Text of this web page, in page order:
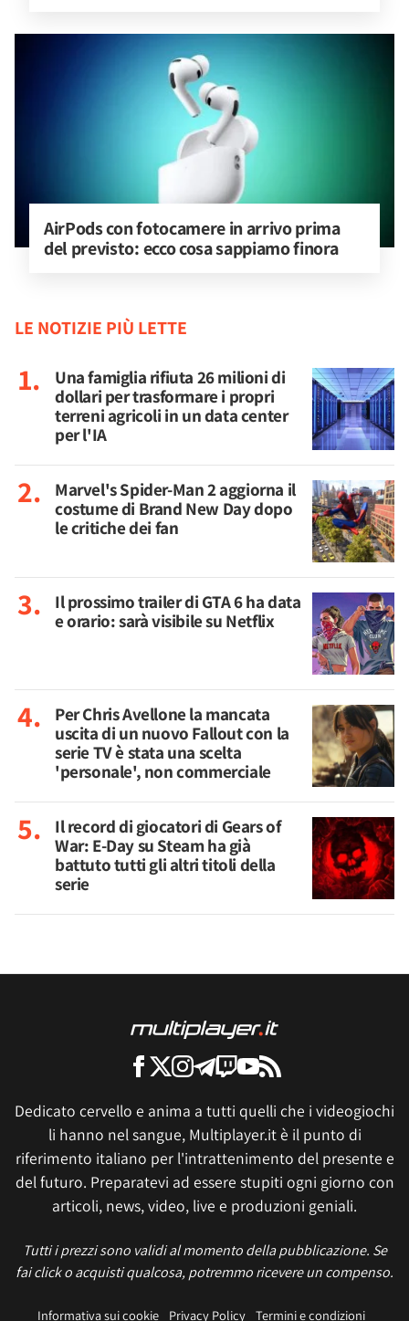
AirPods con fotocamere in arrivo prima
del previsto: ecco cosa sappiamo finora
LE NOTIZIE PIÙ LETTE
Una famiglia rifiuta 26 milioni di
dollari per trasformare i propri
terreni agricoli in un data center
per l'IA
Marvel's Spider-Man 2 aggiorna il
costume di Brand New Day dopo
le critiche dei fan
Il prossimo trailer di GTA 6 ha data
e orario: sarà visibile su Netflix
Per Chris Avellone la mancata
uscita di un nuovo Fallout con la
serie TV è stata una scelta
'personale', non commerciale
Il record di giocatori di Gears of
War: E-Day su Steam ha già
battuto tutti gli altri titoli della
serie
Dedicato cervello e anima a tutti quelli che i videogiochi
li hanno nel sangue, Multiplayer.it è il punto di
riferimento italiano per l'intrattenimento del presente e
del futuro. Preparatevi ad essere stupiti ogni giorno con
articoli, news, video, live e produzioni geniali.
Tutti i prezzi sono validi al momento della pubblicazione. Se
fai click o acquisti qualcosa, potremmo ricevere un compenso.
Informativa sui cookie Privacy Policy Termini e condizioni